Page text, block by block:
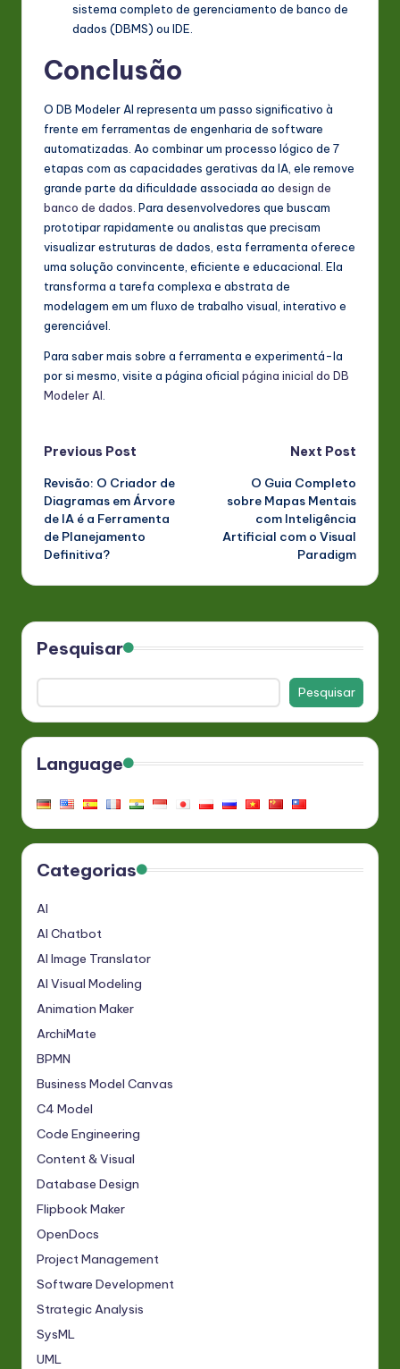
sistema completo de gerenciamento de banco de
dados (DBMS) ou IDE.
Conclusão
O DB Modeler AI representa um passo significativo à
frente em ferramentas de engenharia de software
automatizadas. Ao combinar um processo lógico de 7
etapas com as capacidades gerativas da IA, ele remove
grande parte da dificuldade associada ao design de
banco de dados . Para desenvolvedores que buscam
prototipar rapidamente ou analistas que precisam
visualizar estruturas de dados, esta ferramenta oferece
uma solução convincente, eficiente e educacional. Ela
transforma a tarefa complexa e abstrata de
modelagem em um fluxo de trabalho visual, interativo e
gerenciável.
Para saber mais sobre a ferramenta e experimentá-la
por si mesmo, visite a página oficial página inicial do DB
Modeler AI
Post
navigation
Previous Post
Revisão: O Criador de
Diagramas em Árvore
de IA é a Ferramenta
de Planejamento
Definitiva?
Next Post
O Guia Completo
sobre Mapas Mentais
com Inteligência
Artificial com o Visual
Paradigm
Pesquisar
Pesquisar
Language
Categorias
AI
AI Chatbot
AI Image Translator
AI Visual Modeling
Animation Maker
ArchiMate
BPMN
Business Model Canvas
C4 Model
Code Engineering
Content & Visual
Database Design
Flipbook Maker
OpenDocs
Project Management
Software Development
Strategic Analysis
SysML
UML